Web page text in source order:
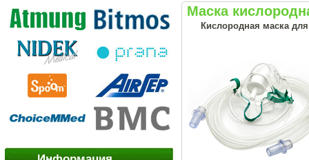
Маска
Кислородная маска для